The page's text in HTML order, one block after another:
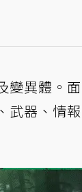
變異體。
武器、情